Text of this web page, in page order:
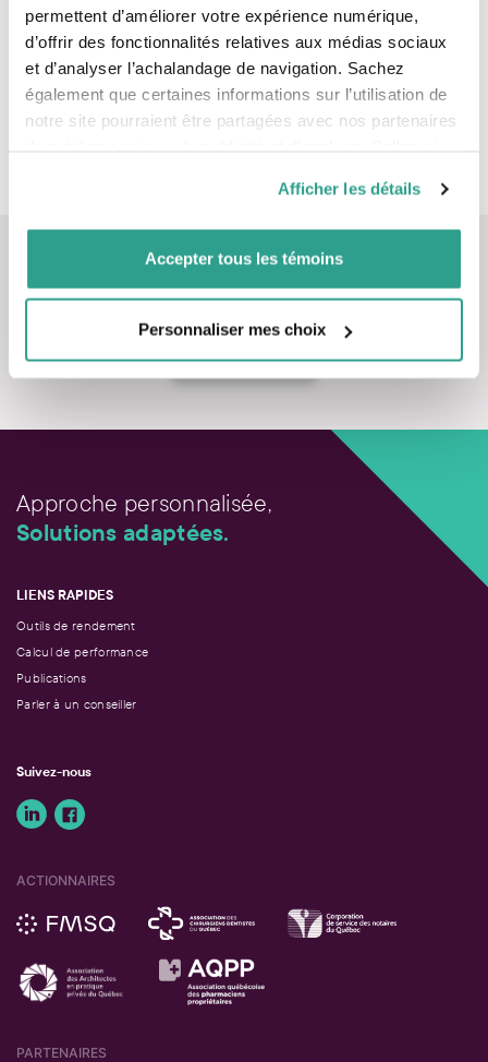
permettent d’améliorer votre expérience numérique,
d’offrir des fonctionnalités relatives aux médias sociaux
et d’analyser l’achalandage de navigation. Sachez
également que certaines informations sur l’utilisation de
notre site pourraient être partagées avec nos partenaires
vous leur auriez fournies ou qu’ils auraient collectées lors
de votre utilisation de leurs services.
Afficher les détails
Accepter tous les témoins
Personnaliser mes choix
Nous contacter
Approche personnalisée,
Solutions adaptées.
LIENS RAPIDES
Outils de rendement
Calcul de performance
Publications
Parler à un conseiller
Suivez-nous
ACTIONNAIRES
PARTENAIRES